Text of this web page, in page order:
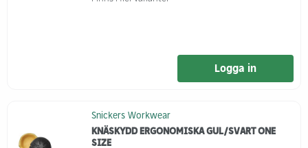
Logga in
Snickers Workwear
KNÄSKYDD ERGONOMISKA GUL/SVART ONE
SIZE